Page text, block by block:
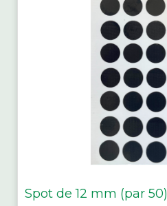
Spot de 12 mm (par 50)